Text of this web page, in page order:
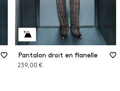
Pantalon droit en flanelle
239,00 €